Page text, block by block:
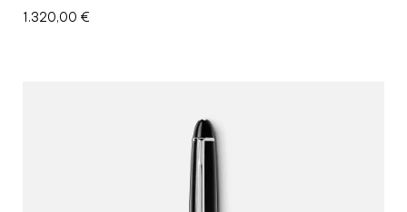
1.320,00 €